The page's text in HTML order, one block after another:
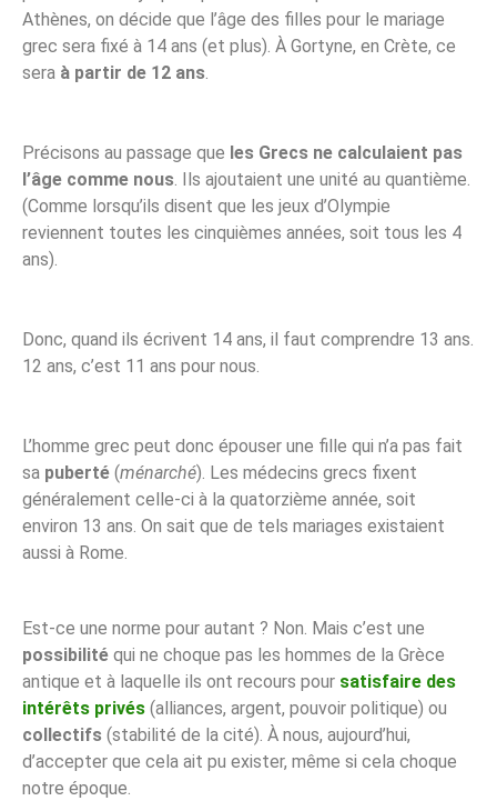
Athènes, on décide que l’âge des filles pour le mariage
grec sera fixé à 14 ans (et plus). À Gortyne, en Crète, ce
sera à partir de 12 ans.
Précisons au passage que les Grecs ne calculaient pas
l’âge comme nous. Ils ajoutaient une unité au quantième.
(Comme lorsqu’ils disent que les jeux d’Olympie
reviennent toutes les cinquièmes années, soit tous les 4
ans).
Donc, quand ils écrivent 14 ans, il faut comprendre 13 ans.
12 ans, c’est 11 ans pour nous.
L’homme grec peut donc épouser une fille qui n’a pas fait
sa puberté (ménarché). Les médecins grecs fixent
généralement celle-ci à la quatorzième année, soit
environ 13 ans. On sait que de tels mariages existaient
aussi à Rome.
Est-ce une norme pour autant ? Non. Mais c’est une
possibilité qui ne choque pas les hommes de la Grèce
antique et à laquelle ils ont recours pour satisfaire des
intérêts privés (alliances, argent, pouvoir politique) ou
collectifs (stabilité de la cité). À nous, aujourd’hui,
d’accepter que cela ait pu exister, même si cela choque
notre époque.